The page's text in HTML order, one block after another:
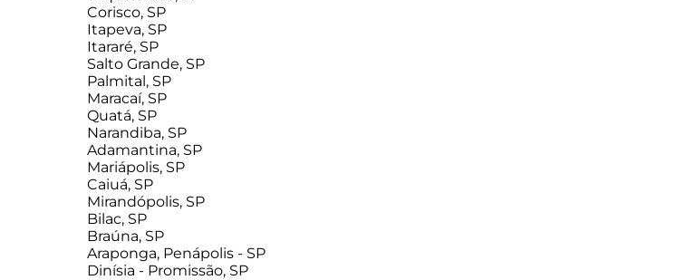
Corisco, SP
Itapeva, SP
Itararé, SP
Salto Grande, SP
Palmital, SP
Maracaí, SP
Quatá, SP
Narandiba, SP
Adamantina, SP
Mariápolis, SP
Caiuá, SP
Mirandópolis, SP
Bilac, SP
Braúna, SP
Araponga, Penápolis - SP
Dinísia - Promissão, SP